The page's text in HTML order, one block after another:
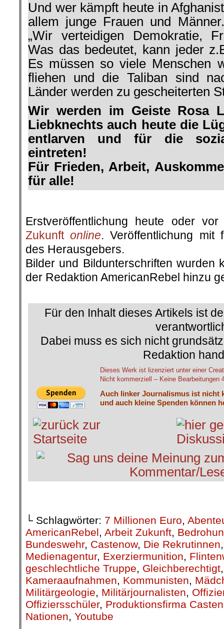
Und wer kämpft heute in
allem junge Frauen und
„Wir verteidigen Demokratie,
Was das bedeutet, kann jeder
Es müssen so viele Menschen
fliehen und die Taliban sind
Länder werden zu gescheiterten
Wir werden im Geiste Rosa
Liebknechts auch heute die
entlarven und für die
eintreten!
Für Frieden, Arbeit,
für alle!
Erstveröffentlichung heute oder
Zukunftonline. Veröffentlichung mit
des Herausgebers.
Bilder und Bildunterschriften wurden
der Redaktion AmericanRebel hinzu
Für den Inhalt dieses Artikels ist
Dabei muss es sich nicht
Redaktion
Dieses Werk ist lizenziert unter einer
Nicht kommerziell – Keine Bearbeitungen
Auch linker Journalismus ist nicht
und auch kleine Spenden können
└ Schlagwörter: 7 Millionen Euro,
AmericanRebel, Arbeit Zukunft,
Bundeswehr, Castenow, Die Rekrutinnen
Medienagentur, Exerziermunition,
geschlechtliche Truppe, Gleichberechtigt
Kameraaufnahmen, Kommunisten,
Militärgeologie, Militärjournalisten,
Offiziersschüler, Produktionsfirma
Nationen, Youtube